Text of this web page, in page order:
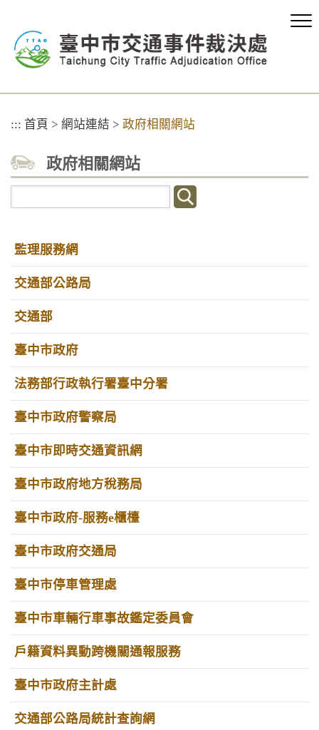
::: 首頁 > 網站連結 > 政府相關網站
政府相關網站
鍵
查
詢
監理服務網
交通部公路局
交通部
臺中市政府
法務部行政執行署臺中分署
臺中市政府警察局
臺中市即時交通資訊網
臺中市政府地方稅務局
臺中市政府-服務e櫃檯
臺中市政府交通局
臺中市停車管理處
臺中市車輛行車事故鑑定委員會
戶籍資料異動跨機關通報服務
臺中市政府主計處
交通部公路局統計查詢網